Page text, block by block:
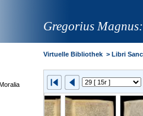
Gregorius
Virtuelle Bibliothek > Libri